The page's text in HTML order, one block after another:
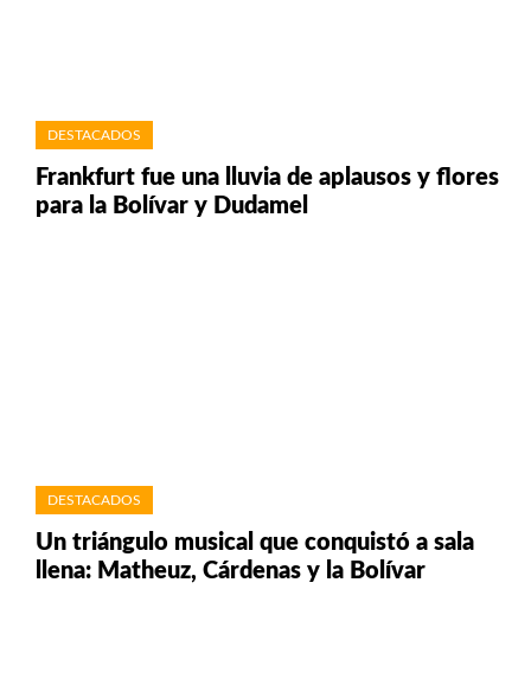
DESTACADOS
Frankfurt fue una lluvia de aplausos y flores
para la Bolívar y Dudamel
DESTACADOS
Un triángulo musical que conquistó a sala
llena: Matheuz, Cárdenas y la Bolívar